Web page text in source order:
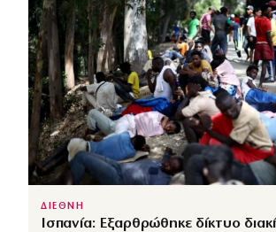
ΔΙΕΘΝΗ
Ισπανία: Εξαρθρώθηκε δίκτυο